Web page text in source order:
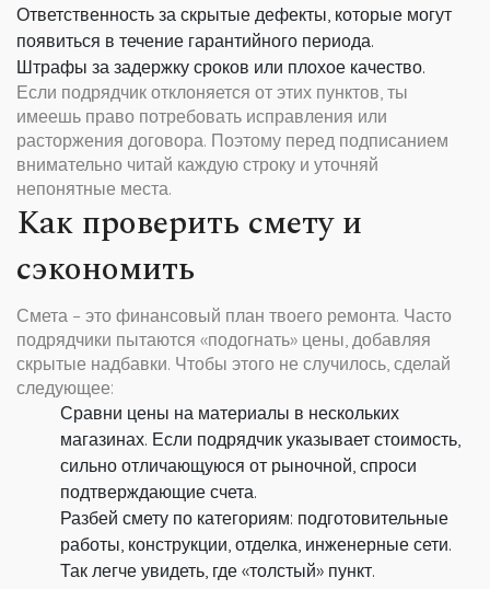
Ответственность за скрытые дефекты, которые могут
появиться в течение гарантийного периода.
Штрафы за задержку сроков или плохое качество.
Если подрядчик отклоняется от этих пунктов, ты
имеешь право потребовать исправления или
расторжения договора. Поэтому перед подписанием
внимательно читай каждую строку и уточняй
непонятные места.
Как проверить смету и
сэкономить
Смета – это финансовый план твоего ремонта. Часто
подрядчики пытаются «подогнать» цены, добавляя
скрытые надбавки. Чтобы этого не случилось, сделай
следующее:
Сравни цены на материалы в нескольких
магазинах. Если подрядчик указывает стоимость,
сильно отличающуюся от рыночной, спроси
подтверждающие счета.
Разбей смету по категориям: подготовительные
работы, конструкции, отделка, инженерные сети.
Так легче увидеть, где «толстый» пункт.